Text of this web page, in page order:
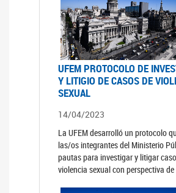
UFEM PROTOCOLO DE
Y LITIGIO DE CASOS DE
SEXUAL
14/04/2023
La UFEM desarrolló un protocolo
las/os integrantes del Ministerio
pautas para investigar y litigar
violencia sexual con perspectiva de